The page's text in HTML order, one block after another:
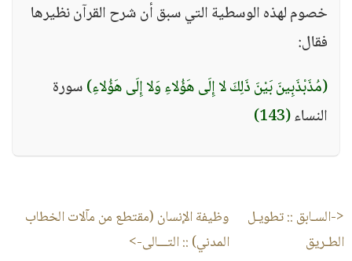
خصوم لهذه الوسطية التي سبق أن شرح القرآن نظيرها
فقال:
(مُذَبْذَبِينَ بَيْنَ ذَلِكَ لا إِلَى هَؤُلاءِ وَلا إِلَى هَؤُلاءِ)سورة
النساء(143)
<-السـابق ::تطويـل
الطـريق
وظيفة الإنسان (مقتطع من مآلات الخطاب
المدني) :: التـــالى->